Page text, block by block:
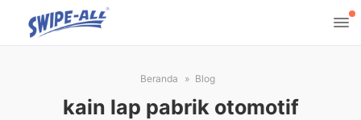
Beranda Blog
kain lap pabrik otomotif